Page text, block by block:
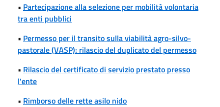
• Partecipazione alla selezione per mobilità volontaria
tra enti pubblici
• Permesso per il transito sulla viabilità agro-silvo-
pastorale (VASP): rilascio del duplicato del permesso
• Rilascio del certificato di servizio prestato presso
l'ente
• Rimborso delle rette asilo nido